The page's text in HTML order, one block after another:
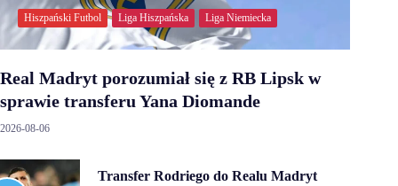
Hiszpański Futbol Liga Hiszpańska Liga Niemiecka
Real Madryt porozumiał się z RB Lipsk w
sprawie transferu Yana Diomande
2026-08-06
Transfer Rodriego do Realu Madryt